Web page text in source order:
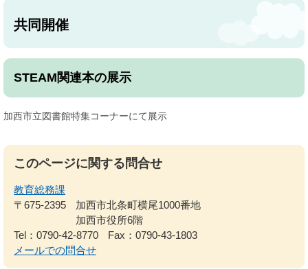
共同開催
STEAM関連本の展示
加西市立図書館特集コーナーにて展示
このページに関する問合せ
教育総務課
〒675-2395
加西市北条町横尾1000番地
加西市役所6階
Tel：0790-42-8770
Fax：0790-43-1803
メールでの問合せ